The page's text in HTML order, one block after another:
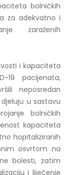
bolničkih
za adekvatno i
zaraženih
i kapaciteta
19 pacijenata,
neposredan
u sastavu
bolničkih
kapaciteta
hopitaliziranih
osvrtom na
bolesti, zatim
i liječenje